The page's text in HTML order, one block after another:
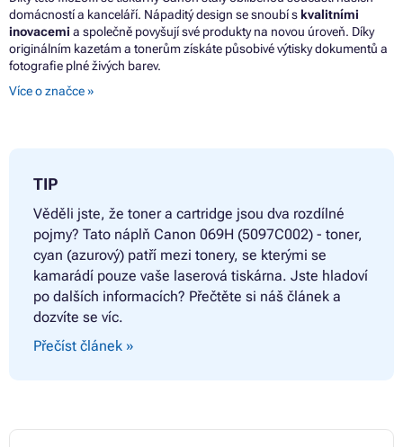
domácností a kanceláří. Nápaditý design se snoubí s kvalitními
inovacemi a společně povyšují své produkty na novou úroveň. Díky
originálním kazetám a tonerům získáte působivé výtisky dokumentů a
fotografie plné živých barev.
Více o značce »
TIP
Věděli jste, že toner a cartridge jsou dva rozdílné
pojmy? Tato náplň Canon 069H (5097C002) - toner,
cyan (azurový) patří mezi tonery, se kterými se
kamarádí pouze vaše laserová tiskárna. Jste hladoví
po dalších informacích? Přečtěte si náš článek a
dozvíte se víc.
Přečíst článek »